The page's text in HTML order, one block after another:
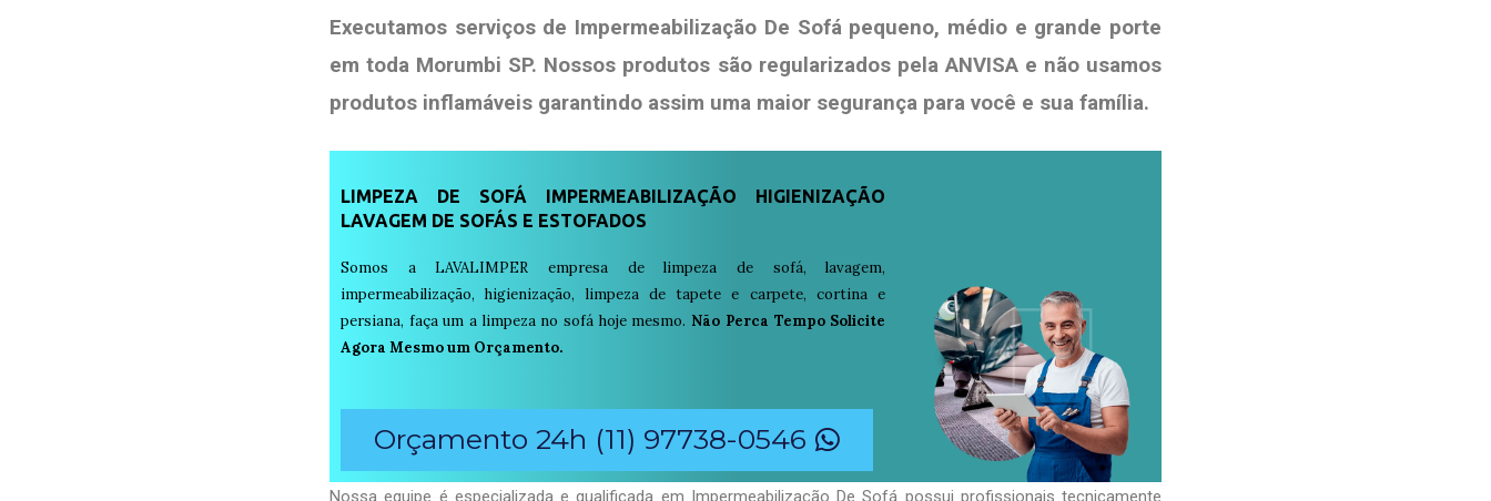
Executamos serviços de Impermeabilização De Sofá pequeno, médio e grande porte
em toda Morumbi SP. Nossos produtos são regularizados pela ANVISA e não usamos
produtos inflamáveis garantindo assim uma maior segurança para você e sua família.
LIMPEZA DE SOFÁ IMPERMEABILIZAÇÃO HIGIENIZAÇÃO
LAVAGEM DE SOFÁS E ESTOFADOS
Somos a LAVALIMPER empresa de limpeza de sofá, lavagem,
impermeabilização, higienização, limpeza de tapete e carpete, cortina e
persiana, faça um a limpeza no sofá hoje mesmo. Não Perca Tempo Solicite
Agora Mesmo um Orçamento.
Orçamento 24h (11) 97738-0546
Nossa equipe é especializada e qualificada em Impermeabilização De Sofá possui profissionais tecnicamente